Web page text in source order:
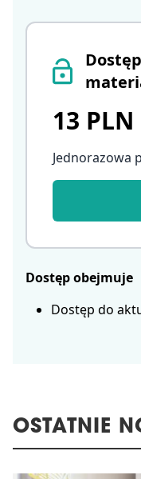
13 PLN
Jednorazowa
Dostęp obejmuje
Dostęp do
OSTATNIE